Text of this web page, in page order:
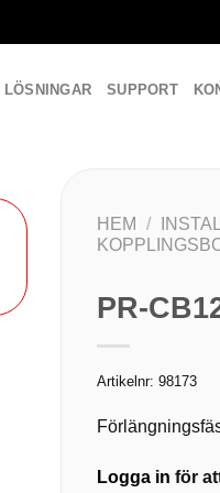
LÖSNINGAR SUPPORT
HEM /
PR-
Artikelnr: 98173
Logga in för